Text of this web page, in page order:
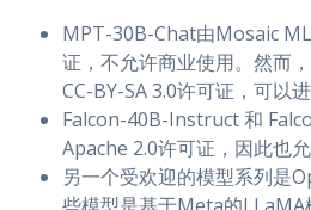
MPT-30B-Chat由Mosaic
证，不允许商业使用。然而
CC-BY-SA 3.0许可证，可以
Falcon-40B-Instruct 和
Apache 2.0许可证，因此也允
另一个受欢迎的模型系列是